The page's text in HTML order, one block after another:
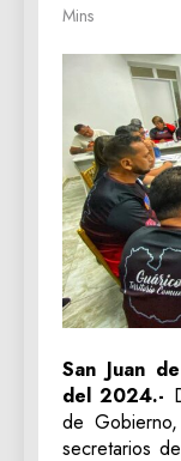
Mins
San Juan
del 2024.-
de
secretarios